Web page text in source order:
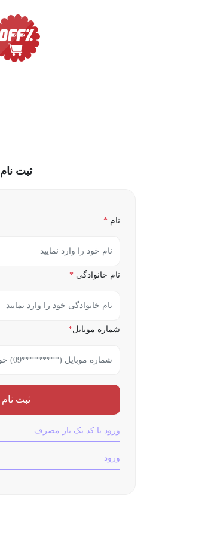
ثبت نام
نام *
نام خانوادگی *
شماره موبایل*
ثبت نام
ورود با کد یک بار مصرف
ورود